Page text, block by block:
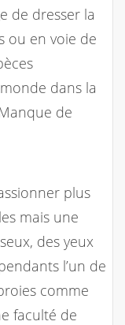
de dresser la
ou en voie de
dans la
de
plus
mais une
des yeux
l’un de
comme
faculté de